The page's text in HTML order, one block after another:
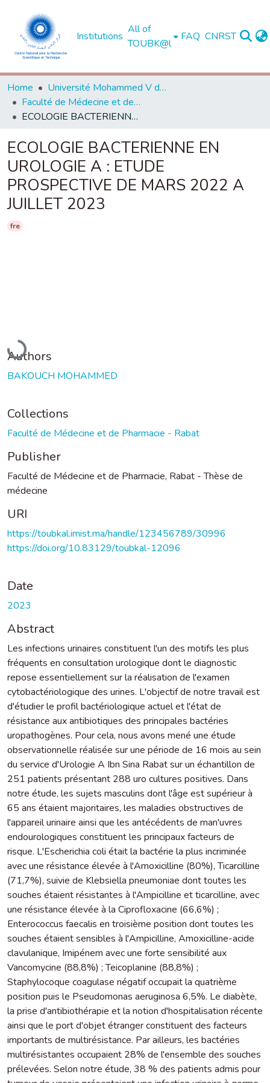
Institutions
All of
TOUBK@l
FAQ CNRST
Home
Université Mohammed V de Rabat
Faculté de Médecine et de Pharmacie - Rabat
ECOLOGIE BACTERIENNE EN UROLOGIE A : ETUDE PROSPECTIVE DE MARS 2022 A JUILLET 2023
ECOLOGIE BACTERIENNE EN
UROLOGIE A : ETUDE
PROSPECTIVE DE MARS 2022 A
JUILLET 2023
fre
Loading...
Authors
BAKOUCH MOHAMMED
Collections
Faculté de Médecine et de Pharmacie - Rabat
Publisher
Faculté de Médecine et de Pharmacie, Rabat - Thèse de
médecine
URI
https://toubkal.imist.ma/handle/123456789/30996
https://doi.org/10.83129/toubkal-12096
Date
2023
Abstract
Les infections urinaires constituent l'un des motifs les plus
fréquents en consultation urologique dont le diagnostic
repose essentiellement sur la réalisation de l'examen
cytobactériologique des urines. L'objectif de notre travail est
d'étudier le profil bactériologique actuel et l'état de
résistance aux antibiotiques des principales bactéries
uropathogènes. Pour cela, nous avons mené une étude
observationnelle réalisée sur une période de 16 mois au sein
du service d'Urologie A Ibn Sina Rabat sur un échantillon de
251 patients présentant 288 uro cultures positives. Dans
notre étude, les sujets masculins dont l'âge est supérieur à
65 ans étaient majoritaires, les maladies obstructives de
l'appareil urinaire ainsi que les antécédents de man'uvres
endourologiques constituent les principaux facteurs de
risque. L'Escherichia coli était la bactérie la plus incriminée
avec une résistance élevée à l'Amoxicilline (80%), Ticarcilline
(71,7%), suivie de Klebsiella pneumoniae dont toutes les
souches étaient résistantes à l'Ampicilline et ticarcilline, avec
une résistance élevée à la Ciprofloxacine (66,6%) ;
Enterococcus faecalis en troisième position dont toutes les
souches étaient sensibles à l'Ampicilline, Amoxicilline-acide
clavulanique, Imipénem avec une forte sensibilité aux
Vancomycine (88,8%) ; Teicoplanine (88,8%) ;
Staphylocoque coagulase négatif occupait la quatrième
position puis le Pseudomonas aeruginosa 6,5%. Le diabète,
la prise d'antibiothérapie et la notion d'hospitalisation récente
ainsi que le port d'objet étranger constituent des facteurs
importants de multirésistance. Par ailleurs, les bactéries
multirésistantes occupaient 28% de l'ensemble des souches
prélevées. Selon notre étude, 38 % des patients admis pour